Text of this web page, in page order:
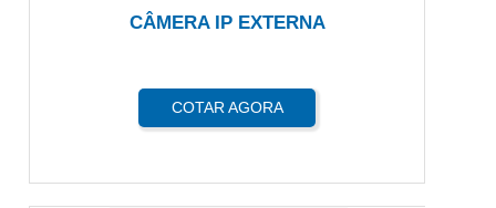
CÂMERA IP EXTERNA
COTAR AGORA